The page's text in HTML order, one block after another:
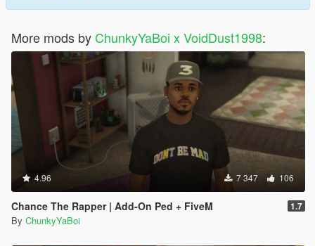
More mods by ChunkyYaBoi x VoidDust1998:
4.96 7 347 106
Chance The Rapper | Add-On Ped + FiveM 1.7
By ChunkyYaBoi